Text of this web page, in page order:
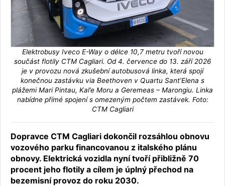
Elektrobusy Iveco E-Way o délce 10,7 metru tvoří novou
součást flotily CTM Cagliari. Od 4. července do 13. září 2026
je v provozu nová zkušební autobusová linka, která spojí
konečnou zastávku via Beethoven v Quartu Sant’Elena s
plážemi Mari Pintau, Kal’e Moru a Geremeas – Marongiu. Linka
nabídne přímé spojení s omezeným počtem zastávek. Foto:
CTM Cagliari
Dopravce CTM Cagliari dokončil rozsáhlou obnovu
vozového parku financovanou z italského plánu
obnovy. Elektrická vozidla nyní tvoří přibližně 70
procent jeho flotily a cílem je úplný přechod na
bezemisní provoz do roku 2030.